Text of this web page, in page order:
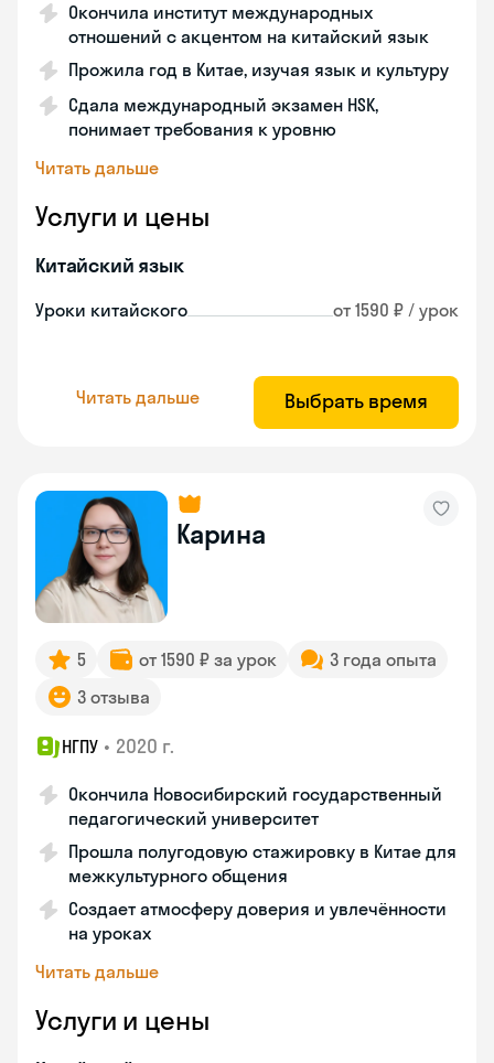
Окончила институт международных
отношений с акцентом на китайский язык
Прожила год в Китае, изучая язык и культуру
Сдала международный экзамен HSK,
понимает требования к уровню
Читать дальше
Услуги и цены
Китайский язык
Уроки китайского от 1590 ₽ / урок
Читать дальше Выбрать время
Карина
5 от 1590 ₽ за урок
3 года опыта
3 отзыва
НГПУ • 2020 г.
Окончила Новосибирский государственный
педагогический университет
Прошла полугодовую стажировку в Китае для
межкультурного общения
Создает атмосферу доверия и увлечённости
на уроках
Читать дальше
Услуги и цены